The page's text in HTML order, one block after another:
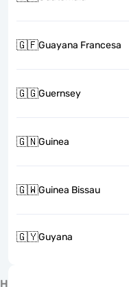
🇬🇫Guayana Francesa
🇬🇬Guernsey
🇬🇳Guinea
🇬🇼Guinea Bissau
🇬🇾Guyana
H